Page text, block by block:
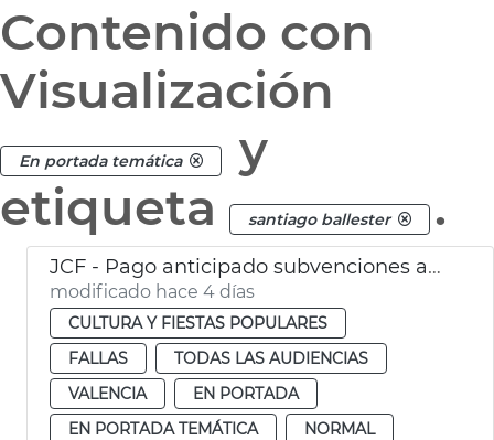
Contenido con
Visualización
En portada temática
y
etiqueta
santiago ballester .
JCF - Pago anticipado subvenciones agrupaciones de falla
modificado hace 4 días
CULTURA Y FIESTAS POPULARES
FALLAS
TODAS LAS AUDIENCIAS
VALENCIA
EN PORTADA
EN PORTADA TEMÁTICA
NORMAL